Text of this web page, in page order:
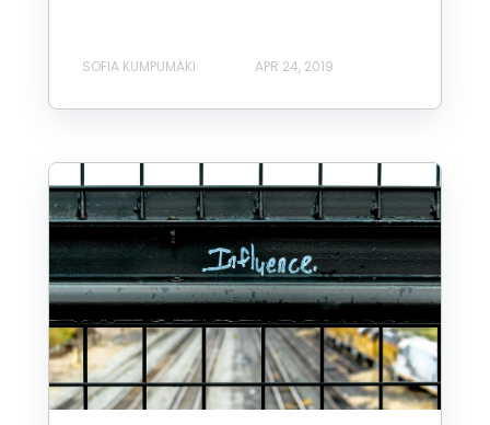
SOFIA KUMPUMÄKI APR 24, 2019